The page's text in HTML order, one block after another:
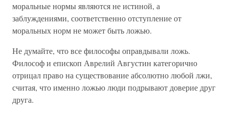
моральные нормы являются не истиной, а
заблуждениями, соответственно отступление от
моральных норм не может быть ложью.
Не думайте, что все философы оправдывали ложь.
Философ и епископ Аврелий Августин категорично
отрицал право на существование абсолютно любой лжи,
считая, что именно ложью люди подрывают доверие друг
друга.